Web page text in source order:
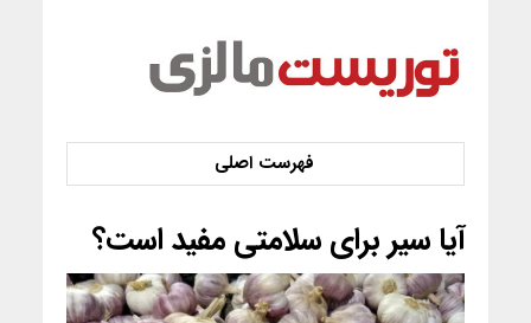
آیا سیر برای سلامتی مفید است؟